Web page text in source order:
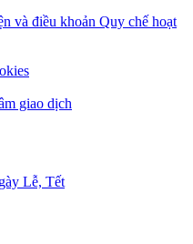
và điều khoản Quy chế hoạt
giao dịch
Lễ, Tết